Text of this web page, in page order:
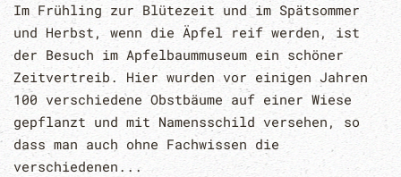
Im Frühling zur Blütezeit und im Spätsommer
und Herbst, wenn die Äpfel reif werden, ist
der Besuch im Apfelbaummuseum ein schöner
Zeitvertreib. Hier wurden vor einigen Jahren
100 verschiedene Obstbäume auf einer Wiese
gepflanzt und mit Namensschild versehen, so
dass man auch ohne Fachwissen die
verschiedenen...